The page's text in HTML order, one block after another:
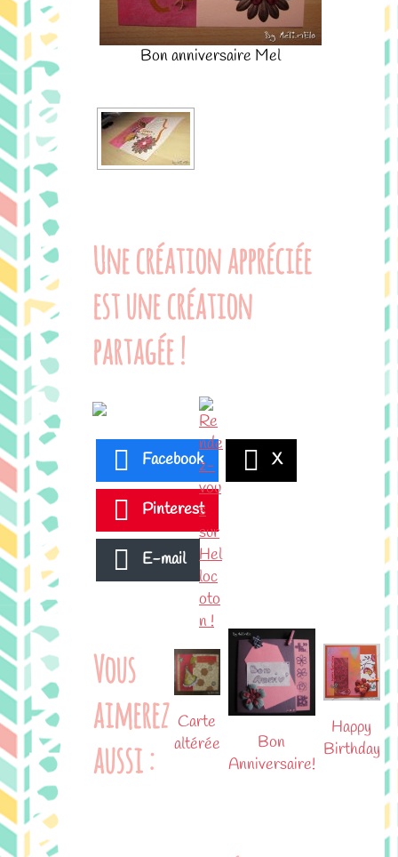
Bon anniversaire Mel
Une création appréciée
est une création
partagée !
Facebook X
Pinterest
E-mail
Vous
aimerez
aussi :
Carte
altérée
Bon
Anniversaire!
Happy
Birthday